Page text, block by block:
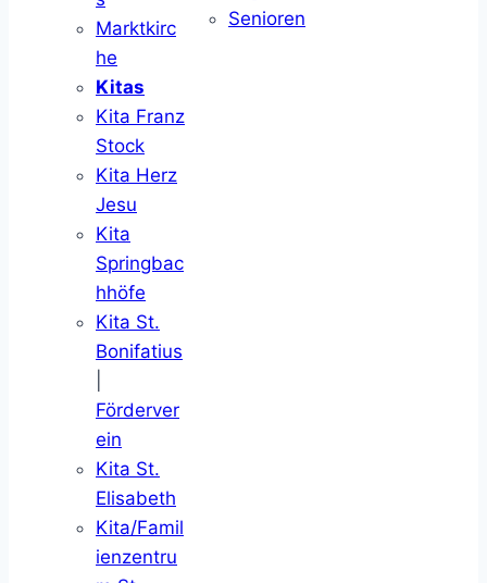
Marktkirc
he
Kitas
Kita Franz
Stock
Kita Herz
Jesu
Kita
Springbac
hhöfe
Kita St.
Bonifatius
Förderver
ein
Kita St.
Elisabeth
Kita/Famil
ienzentru
Senioren